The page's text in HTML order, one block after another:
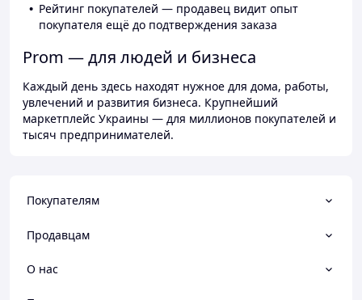
Рейтинг покупателей — продавец видит опыт
покупателя ещё до подтверждения заказа
Prom — для людей и бизнеса
Каждый день здесь находят нужное для дома, работы,
увлечений и развития бизнеса. Крупнейший
маркетплейс Украины — для миллионов покупателей и
тысяч предпринимателей.
Покупателям
Продавцам
О нас